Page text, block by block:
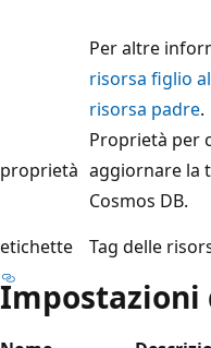
Per altre
risorsa figlio
risorsa padre.
proprietà
Proprietà per
aggiornare la
Cosmos DB.
etichette Tag delle
Impostazioni